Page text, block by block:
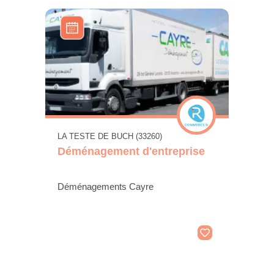
LA TESTE DE BUCH (33260)
Déménagement d'entreprise
Déménagements Cayre